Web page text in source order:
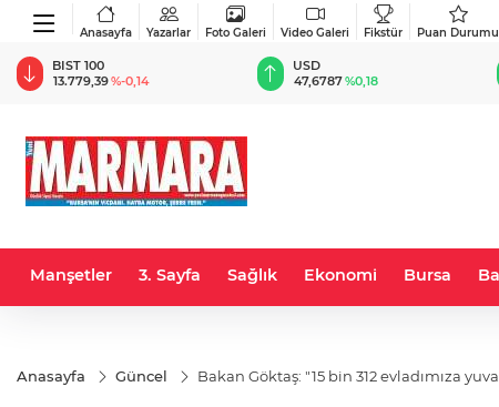
Anasayfa Yazarlar Foto Galeri Video Galeri Fikstür Puan Durumu
BIST 100
13.779,39%-0,14
USD
47,6787%0,18
Manşetler 3. Sayfa Sağlık Ekonomi Bursa
Anasayfa Güncel Bakan Göktaş: "15 bin 312 evladımıza